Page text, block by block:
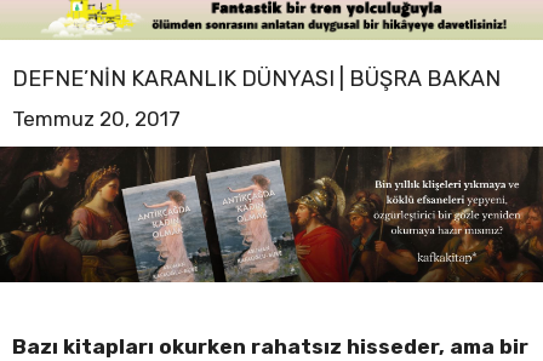
DEFNE’NIN KARANLIK DÜNYASI | BÜŞRA BAKAN
Temmuz 20, 2017
Bazı kitapları okurken rahatsız hisseder, ama bir